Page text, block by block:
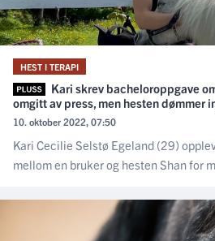
HEST I TERAPI
Kari skrev bacheloroppgave
omgitt av press, men hesten dømmer
10. oktober 2022, 07:50
Kari Cecilie Selstø Egeland (29)
mellom en bruker og hesten Shan for